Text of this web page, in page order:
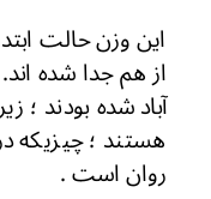
این وزن حالت
از هم جدا شده
آباد شده بودند
هستند ؛ چیزیکه